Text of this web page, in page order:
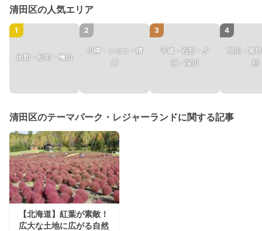
清田区の人気エリア
1
函館・松前・檜山
2
小樽・ニセコ・積
丹
3
千歳・石狩・夕
張・深川
4
旭川・富
別
清田区のテーマパーク・レジャーランドに関する記事
【北海道】紅葉が素敵！
広大な土地に広がる自然